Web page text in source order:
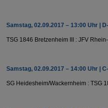
Samstag, 02.09.2017 – 13:00 Uhr |
TSG 1846 Bretzenheim III : JFV
Samstag, 02.09.2017 – 14:00 Uhr |
SG Heidesheim/​Wackernheim : TSG